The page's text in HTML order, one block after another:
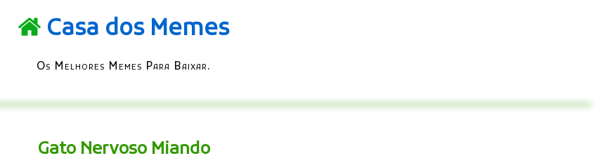
Casa dos Memes
Os Melhores Memes Para Baixar.
Gato Nervoso Miando